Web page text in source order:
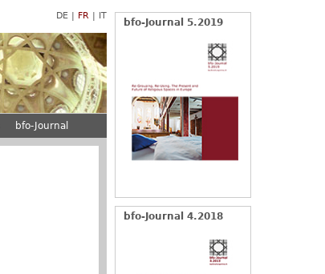
bfo-Journal 5.2019
bfo-Journal 4.2018
DE FR IT
bfo-Journal